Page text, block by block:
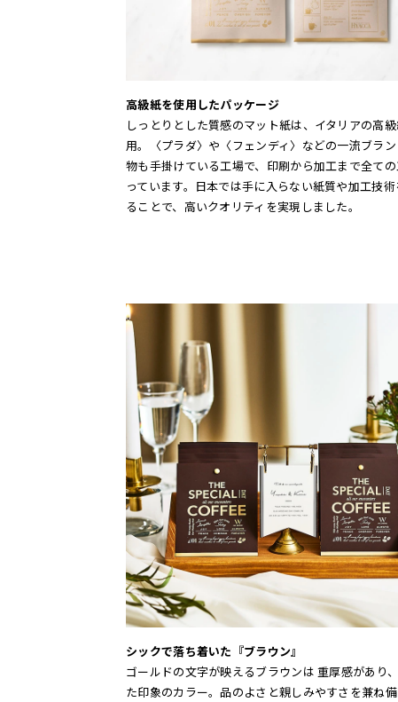
高級紙を使用したパッケージ
しっとりとした質感のマット紙は、イタリアの高
用。〈プラダ〉や〈フェンディ〉などの一流ブラ
物も手掛けている工場で、印刷から加工まで全て
っています。日本では手に入らない紙質や加工技
ることで、高いクオリティを実現しました。
シックで落ち着いた『ブラウン』
ゴールドの文字が映えるブラウンは 重厚感があり
た印象のカラー。品のよさと親しみやすさを兼ね